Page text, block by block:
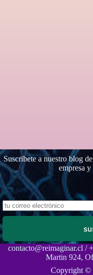
Suscribete a nuestro blog
empresa y
contacto@reimaginar.cl /
Martin 924,
Copyright ©